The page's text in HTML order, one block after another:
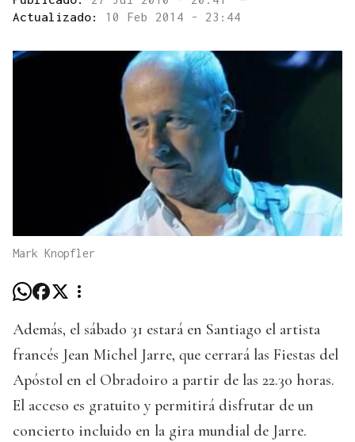
Actualizado: 10 Feb 2014 - 23:44
Mark Knopfler
Además, el sábado 31 estará en Santiago el artista
francés Jean Michel Jarre, que cerrará las Fiestas del
Apóstol en el Obradoiro a partir de las 22.30 horas.
El acceso es gratuito y permitirá disfrutar de un
concierto incluido en la gira mundial de Jarre.